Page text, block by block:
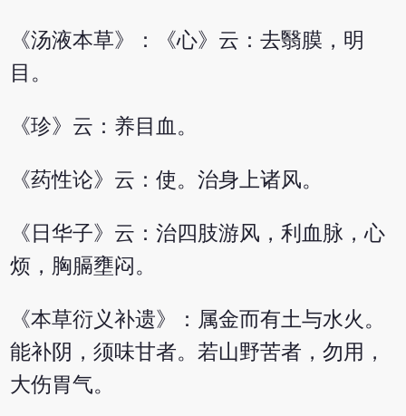
《汤液本草》：《心》云：去翳膜，明
目。
《珍》云：养目血。
《药性论》云：使。治身上诸风。
《日华子》云：治四肢游风，利血脉，心
烦，胸膈壅闷。
《本草衍义补遗》：属金而有土与水火。
能补阴，须味甘者。若山野苦者，勿用，
大伤胃气。